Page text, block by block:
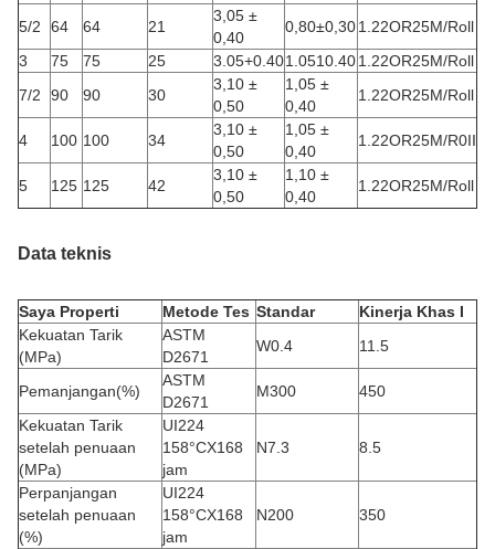
5/2 64 64 21
3,05 ±
0,40
0,80±0,301.22OR25M/Roll
3
75 75 25 3.05+0.401.0510.401.22OR25M/Roll
7/2
90 90 30
3,10 ±
0,50
1,05 ±
0,40
1.22OR25M/Roll
4 100 100 34
3,10 ±
0,50
1,05 ±
0,40
1.22OR25M/R0II
5 125 125 42
3,10 ±
0,50
1,10 ±
0,40
1.22OR25M/Roll
Data teknis
Saya Properti Metode Tes Standar
Kinerja Khas I
Kekuatan Tarik
(MPa)
ASTM
D2671
W0.4 11.5
Pemanjangan(%)
ASTM
D2671
M300
450
Kekuatan Tarik
setelah penuaan
(MPa)
UI224
158°CX168
jam
N7.3 8.5
Perpanjangan
setelah penuaan
(%)
UI224
158°CX168
jam
N200 350